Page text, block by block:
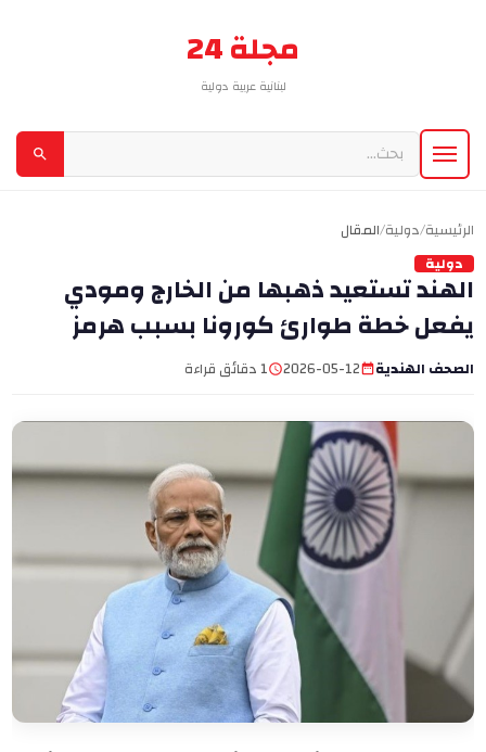
مجلة 24
لبنانية عربية دولية
الرئيسية/دولية/المقال
دولية
الهند تستعيد ذهبها من الخارج ومودي
يفعل خطة طوارئ كورونا بسبب هرمز
الصحف الهندية 2026-05-12 1 دقائق قراءة